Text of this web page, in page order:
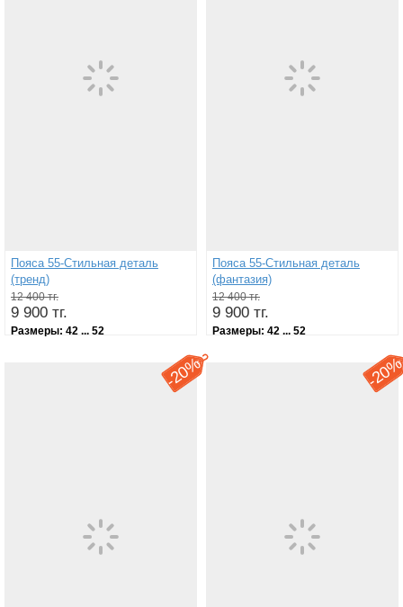
Пояса 55-Стильная деталь
(тренд)
12 400 тг.
9 900 тг.
Размеры: 42 ... 52
Пояса 55-Стильная деталь
(фантазия)
12 400 тг.
9 900 тг.
Размеры: 42 ... 52
-
20% -